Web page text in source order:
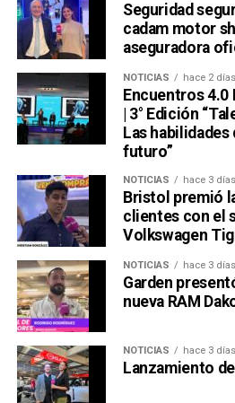
Seguridad
cadam motor
aseguradora
NOTICIAS hace 2 días
Encuentros 4.0
| 3° Edición
Las
futuro”
NOTICIAS hace 3 días
Bristol premió
clientes con el
Volkswagen
NOTICIAS hace 3 días
Garden
nueva RAM
NOTICIAS hace 3 días
Lanzamiento